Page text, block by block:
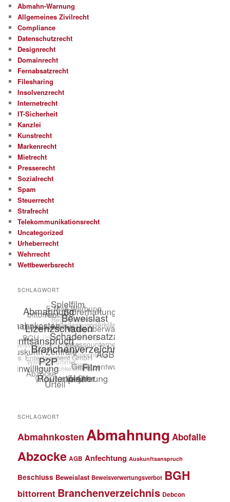
Abmahn-Warnung
Allgemeines Zivilrecht
Compliance
Datenschutzrecht
Designrecht
Domainrecht
Fernabsatzrecht
Filesharing
Insolvenzrecht
Internetrecht
IT-Sicherheit
Kanzlei
Kunstrecht
Markenrecht
Mietrecht
Presserecht
Sozialrecht
Spam
Steuerrecht
Strafrecht
Telekommunikationsrecht
Uncategorized
Urheberrecht
Wehrrecht
Wettbewerbsrecht
SCHLAGWORT
SCHLAGWORT
Abmahnkosten Abmahnung Abofalle
Abzocke AGB Anfechtung Auskunftsanspruch
Beschluss Beweislast Beweisverwertungsverbot BGH
bittorrent Branchenverzeichnis Debcon